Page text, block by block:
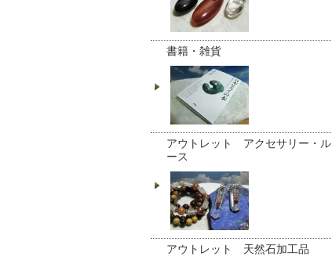
書籍・雑貨
アウトレット アクセサリー・ル
ース
アウトレット 天然石加工品